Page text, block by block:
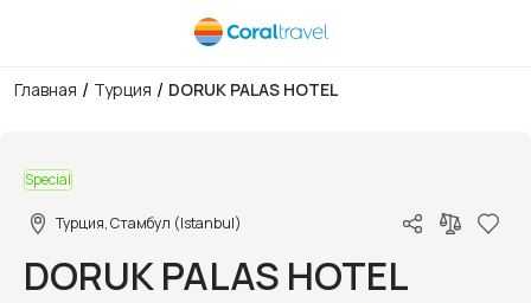
Главная / Турция / DORUK PALAS HOTEL
Special
Турция, Стамбул (Istanbul)
DORUK PALAS HOTEL